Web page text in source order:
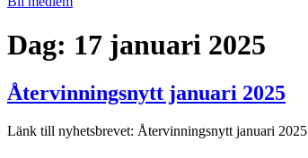
Dag: 17 januari 2025
Återvinningsnytt januari 2025
Länk till nyhetsbrevet: Återvinningsnytt januari 2025